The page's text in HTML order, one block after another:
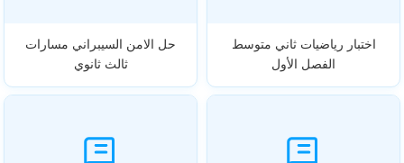
اختبار رياضيات ثاني متوسط
الفصل الأول
حل الامن السيبراني مسارات
ثالث ثانوي